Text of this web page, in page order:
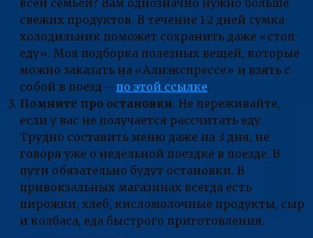
свежих продуктов. В течение 1-2 дней сумка-
холодильник поможет сохранить даже «стоп-
еду». Моя подборка полезных вещей, которые
можно заказать на «Алиэкспрессе» и взять с
собой в поезд – по этой ссылке.
Помните про остановки. Не переживайте,
если у вас не получается рассчитать еду.
Трудно составить меню даже на 3 дня, не
говоря уже о недельной поездке в поезде. В
пути обязательно будут остановки. В
привокзальных магазинах всегда есть
пирожки, хлеб, кисломолочные продукты, сыр
и колбаса, еда быстрого приготовления.